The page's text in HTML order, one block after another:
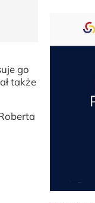
go
także